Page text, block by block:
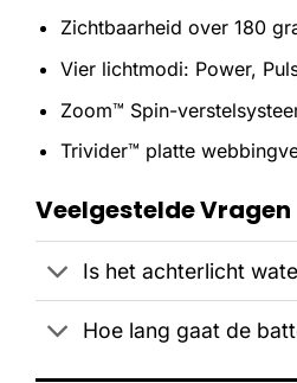
Zichtbaarheid over 180
Vier lichtmodi: Power,
Zoom™ Spin-
Trivider™ platte
Veelgestelde Vragen
Is het achterlicht
Hoe lang gaat de